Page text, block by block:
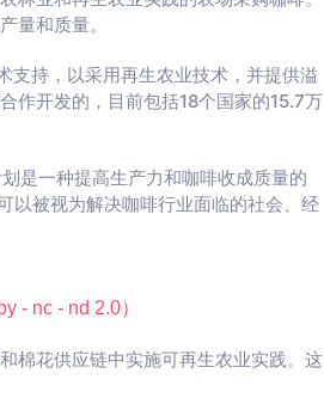
量和质量。
持，以采用再生农业技术，并提供溢
作开发的，目前包括18个国家的15.7万
是一种提高生产力和咖啡收成质量的
以被视为解决咖啡行业面临的社会、经
- nc - nd 2.0）
棉花供应链中实施可再生农业实践。这